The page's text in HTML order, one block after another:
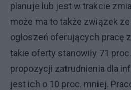
planuje lub jest w trakcie
może ma to także związek
ogłoszeń oferujących pracę
takie oferty stanowiły 71
propozycji zatrudnienia dla
jest ich o 10 proc. mniej.